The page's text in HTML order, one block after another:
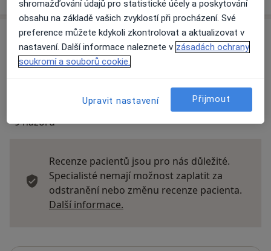
Názory
Přidejte svůj názor
9 názorů
Recenze pacientů jsou pro nás důležité.
Specialisté nemají možnost zaplatit za
odstranění nebo změnu recenze pacienta.
Další informace.
shromažďování údajů pro statistické účely a poskytování
obsahu na základě vašich zvyklostí při procházení. Své
preference můžete kdykoli zkontrolovat a aktualizovat v
nastavení. Další informace naleznete v zásadách ochrany
soukromí a souborů cookie.
Upravit nastavení Přijmout